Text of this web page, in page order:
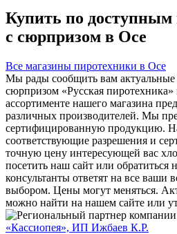
Купить по
с сюрпризом в Осе
Все магазины пиротехники в Осе
Мы рады сообщить вам
сюрпризом «Русская
ассортименте нашего магазина
различных производителей. Мы
сертифицированную продукцию.
соответствующие разрешения и
точную цену интересующей вас
посетить наш сайт или
консультанты ответят на все ваши
выбором. Цены могут меняться.
можно найти на нашем сайте или
«Кассиопея», ИП Ижбаев К.Р.